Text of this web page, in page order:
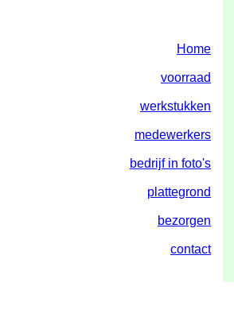
Home
voorraad
werkstukken
medewerkers
bedrijf in foto's
plattegrond
bezorgen
contact